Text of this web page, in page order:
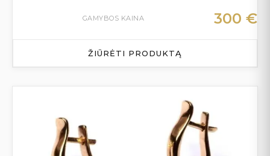
GAMYBOS KAINA 300 €
ŽIŪRĖTI PRODUKTĄ